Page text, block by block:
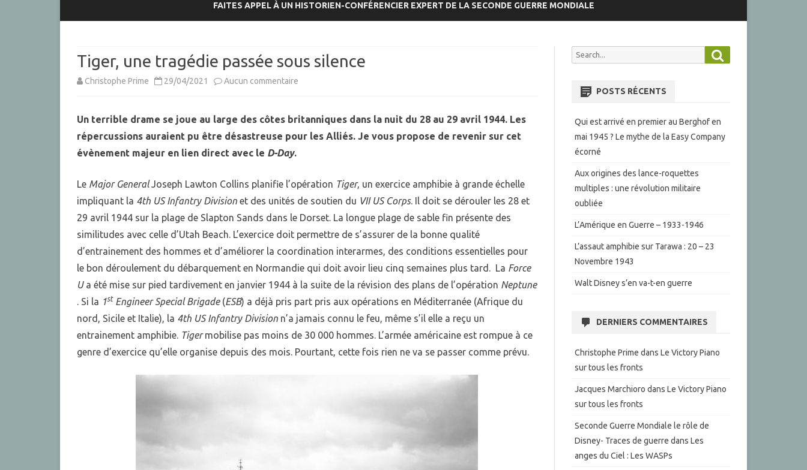
FAITES APPEL À UN HISTORIEN-CONFÉRENCIER EXPERT DE LA SECONDE GUERRE MONDIALE
Tiger, une tragédie passée sous silence
Christophe Prime 29/04/2021 Aucun commentaire
une
sous
silence
Un terrible drame se joue au large des côtes britanniques dans la nuit du 28 au 29 avril 1944. Les
répercussions auraient pu être désastreuse pour les Alliés. Je vous propose de revenir sur cet
évènement majeur en lien direct avec le D-Day.
Le Major GeneralJoseph Lawton Collins planifie l’opération Tiger, un exercice amphibie à grande échelle
impliquant la 4th US Infantry Division et des unités de soutien du VII US Corps. Il doit se dérouler les 28 et
29 avril 1944 sur la plage de Slapton Sands dans le Dorset. La longue plage de sable fin présente des
similitudes avec celle d’Utah Beach. L’exercice doit permettre de s’assurer de la bonne qualité
d’entrainement des hommes et d’améliorer la coordination interarmes, des conditions essentielles pour
le bon déroulement du débarquement en Normandie qui doit avoir lieu cinq semaines plus tard. La Force
Ua été mise sur pied tardivement en janvier 1944 à la suite de la révision des plans de l’opération Neptune
. Si la 1stEngineer Special Brigade(ESB) a déjà pris part pris aux opérations en Méditerranée (Afrique du
nord, Sicile et Italie), la 4th US Infantry Division n’a jamais connu le feu, même s’il elle a reçu un
entrainement amphibie. Tigermobilise pas moins de 30 000 hommes. L’armée américaine est rompue à ce
genre d’exercice qu’elle organise depuis des mois. Pourtant, cette fois rien ne va se passer comme prévu.
Search
POSTS RÉCENTS
Qui est arrivé en premier au Berghof en
mai 1945 ? Le mythe de la Easy Company
écorné
Aux origines des lance-roquettes
multiples : une révolution militaire
oubliée
L’Amérique en Guerre – 1933-1946
L’assaut amphibie sur Tarawa : 20 – 23
Novembre 1943
Walt Disney s’en va-t-en guerre
DERNIERS COMMENTAIRES
Christophe Prime dans Le Victory Piano
sur tous les fronts
Jacques Marchioro dans Le Victory Piano
sur tous les fronts
Seconde Guerre Mondiale le rôle de
Disney- Traces de guerre dans Les
anges du Ciel : Les WASPs